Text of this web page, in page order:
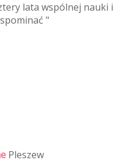
lata wspólnej nauki i
"
Pleszew